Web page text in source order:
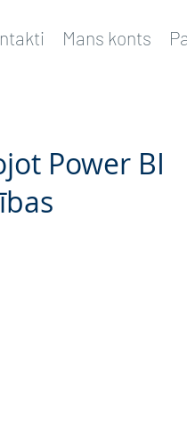
Mans konts
Power BI